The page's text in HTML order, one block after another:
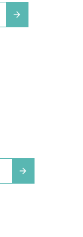
arrow_forward
arrow_forward